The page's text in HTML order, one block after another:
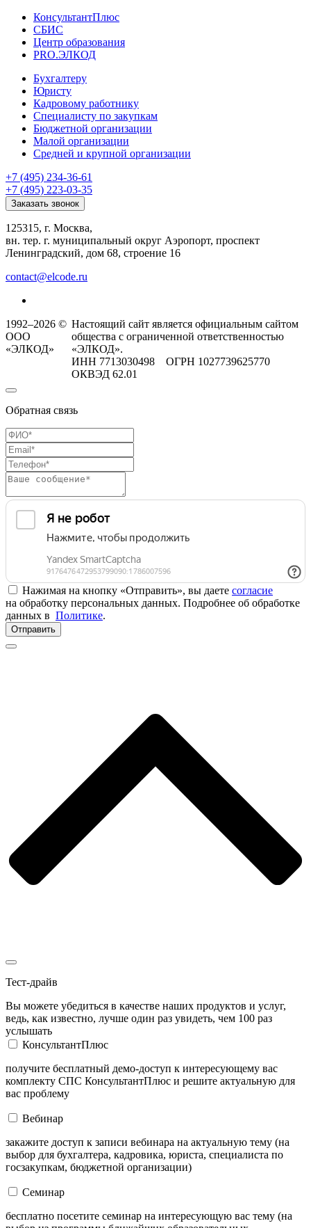
КонсультантПлюс
СБИС
Центр образования
PRO.ЭЛКОД
Бухгалтеру
Юристу
Кадровому работнику
Специалисту по закупкам
Бюджетной организации
Малой организации
Средней и крупной организации
+7 (495) 234-36-61
+7 (495) 223-03-35
Заказать звонок
125315, г. Москва,
вн. тер. г. муниципальный округ Аэропорт, проспект
Ленинградский, дом 68, строение 16
contact@elcode.ru
1992–2026 ©
ООО
«ЭЛКОД»
Настоящий сайт является официальным сайтом
общества с ограниченной ответственностью
«ЭЛКОД».
ИНН 7713030498 ОГРН 1027739625770
ОКВЭД 62.01
Обратная связь
Нажимая на кнопку «Отправить», вы даете согласие
на обработку персональных данных. Подробнее об обработке
данных в Политике.
Отправить
Тест-драйв
Вы можете убедиться в качестве наших продуктов и услуг,
ведь, как известно, лучше один раз увидеть, чем 100 раз
услышать
КонсультантПлюс
получите бесплатный демо-доступ к интересующему вас
комплекту СПС КонсультантПлюс и решите актуальную для
вас проблему
Вебинар
закажите доступ к записи вебинара на актуальную тему (на
выбор для бухгалтера, кадровика, юриста, специалиста по
госзакупкам, бюджетной организации)
Семинар
бесплатно посетите семинар на интересующую вас тему (на